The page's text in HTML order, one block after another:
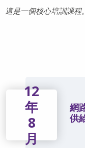
這是一個核心培訓課程
12
年
8
月
網
供